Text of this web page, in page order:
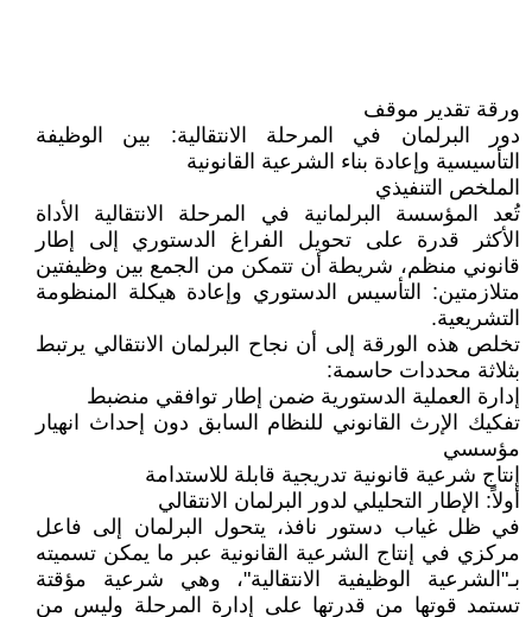
ورقة تقدير موقف
دور البرلمان في المرحلة الانتقالية: بين الوظيفة
التأسيسية وإعادة بناء الشرعية القانونية
الملخص التنفيذي
تُعد المؤسسة البرلمانية في المرحلة الانتقالية الأداة
الأكثر قدرة على تحويل الفراغ الدستوري إلى إطار
قانوني منظم، شريطة أن تتمكن من الجمع بين وظيفتين
متلازمتين: التأسيس الدستوري وإعادة هيكلة المنظومة
التشريعية.
تخلص هذه الورقة إلى أن نجاح البرلمان الانتقالي يرتبط
بثلاثة محددات حاسمة:
إدارة العملية الدستورية ضمن إطار توافقي منضبط
تفكيك الإرث القانوني للنظام السابق دون إحداث انهيار
مؤسسي
إنتاج شرعية قانونية تدريجية قابلة للاستدامة
أولاً: الإطار التحليلي لدور البرلمان الانتقالي
في ظل غياب دستور نافذ، يتحول البرلمان إلى فاعل
مركزي في إنتاج الشرعية القانونية عبر ما يمكن تسميته
بـ"الشرعية الوظيفية الانتقالية"، وهي شرعية مؤقتة
تستمد قوتها من قدرتها على إدارة المرحلة وليس من